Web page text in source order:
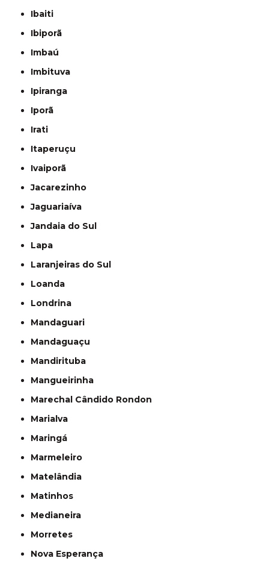
Ibaiti
Ibiporã
Imbaú
Imbituva
Ipiranga
Iporã
Irati
Itaperuçu
Ivaiporã
Jacarezinho
Jaguariaíva
Jandaia do Sul
Lapa
Laranjeiras do Sul
Loanda
Londrina
Mandaguari
Mandaguaçu
Mandirituba
Mangueirinha
Marechal Cândido Rondon
Marialva
Maringá
Marmeleiro
Matelândia
Matinhos
Medianeira
Morretes
Nova Esperança